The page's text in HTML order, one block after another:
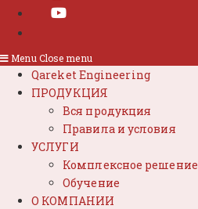
Menu Close menu
Qareket Engineering
ПРОДУКЦИЯ
Вся продукция
Правила и условия
УСЛУГИ
Комплексное решение
Обучение
О КОМПАНИИ